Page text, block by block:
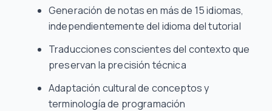
Generación de notas en más de 15 idiomas,
independientemente del idioma del tutorial
Traducciones conscientes del contexto que
preservan la precisión técnica
Adaptación cultural de conceptos y
terminología de programación